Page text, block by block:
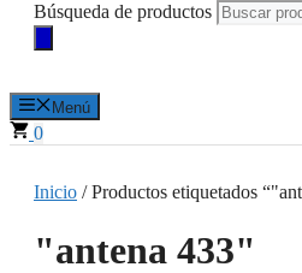
Búsqueda de productos
Menú
0
Inicio / Productos etiquetados
"antena 433"